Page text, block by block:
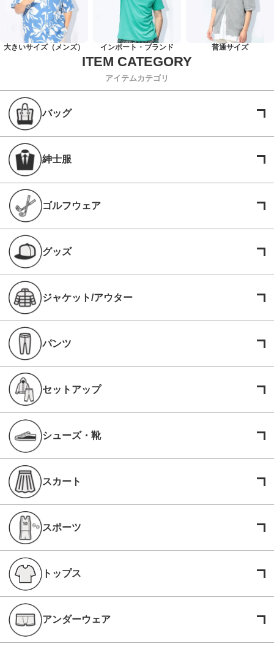
大きいサイズ（メンズ） インポート・ブランド 普通サイズ
アイテムカテゴリ
バッグ
紳士服
ゴルフウェア
グッズ
ジャケット/アウター
パンツ
セットアップ
シューズ・靴
スカート
スポーツ
トップス
アンダーウェア